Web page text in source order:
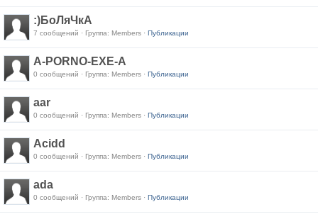
:)БоЛяЧкА
7 сообщений · Группа: Members · Публикации
A-PORNO-EXE-A
0 сообщений · Группа: Members · Публикации
aar
0 сообщений · Группа: Members · Публикации
Acidd
0 сообщений · Группа: Members · Публикации
ada
0 сообщений · Группа: Members · Публикации